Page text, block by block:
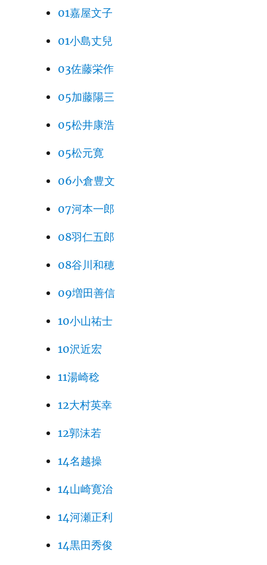
01嘉屋文子
01小島丈兒
03佐藤栄作
05加藤陽三
05松井康浩
05松元寛
06小倉豊文
07河本一郎
08羽仁五郎
08谷川和穂
09増田善信
10小山祐士
10沢近宏
11湯崎稔
12大村英幸
12郭沫若
14名越操
14山崎寛治
14河瀬正利
14黒田秀俊